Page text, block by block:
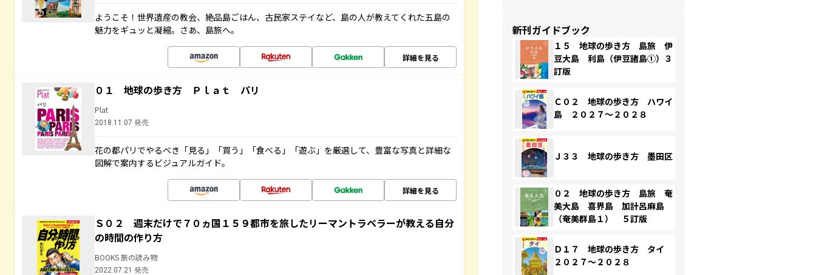
ようこそ！世界遺産の教会、絶品島ごはん、古民家ステイなど、島の人が教えてくれた五島の
魅力をギュッと凝縮。さあ、島旅へ。
詳細を見る
０１ 地球の歩き方 Ｐｌａｔ パリ
Plat
2018.11.07 発売
花の都パリでやるべき「見る」「買う」「食べる」「遊ぶ」を厳選して、豊富な写真と詳細な
図解で案内するビジュアルガイド。
詳細を見る
Ｓ０２ 週末だけで７０ヵ国１５９都市を旅したリーマントラベラーが教える自分
の時間の作り方
BOOKS 旅の読み物
2022.07.21 発売
新刊ガイドブック
１５ 地球の歩き方 島旅 伊
豆大島 利島（伊豆諸島①）３
訂版
Ｃ０２ 地球の歩き方 ハワイ
島 ２０２７～２０２８
Ｊ３３ 地球の歩き方 墨田区
０２ 地球の歩き方 島旅 奄
美大島 喜界島 加計呂麻島
（奄美群島１） ５訂版
Ｄ１７ 地球の歩き方 タイ
２０２７～２０２８